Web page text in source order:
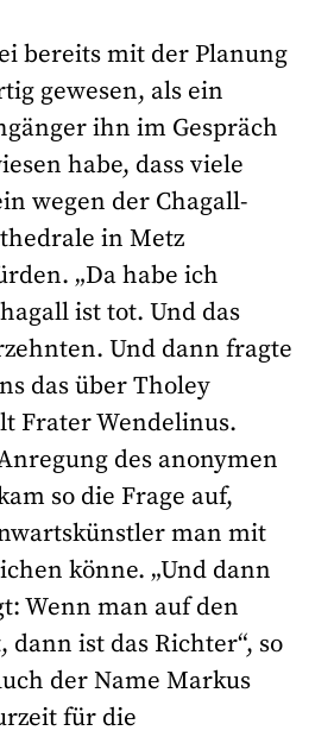
bereits mit der Planung
gewesen, als ein
ihn im Gespräch
habe, dass viele
wegen der Chagall-
in Metz
„Da habe ich
ist tot. Und das
Und dann fragte
das über Tholey
Frater Wendelinus.
des anonymen
so die Frage auf,
man mit
könne. „Und dann
Wenn man auf den
dann ist das Richter“, so
der Name Markus
für die